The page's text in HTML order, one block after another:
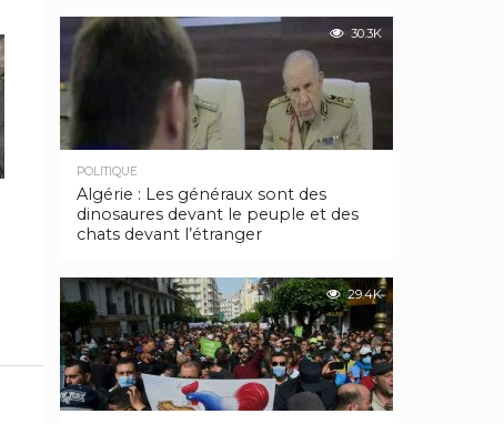
30.3K
POLITIQUE
Algérie : Les généraux sont des
dinosaures devant le peuple et des
chats devant l’étranger
29.4K